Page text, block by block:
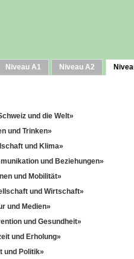
Niveau A1 Niveau A2
und die Welt»
und Trinken»
und Klima»
und Beziehungen»
und Mobilität»
und Wirtschaft»
und Medien»
und Gesundheit»
und Erholung»
und Politik»